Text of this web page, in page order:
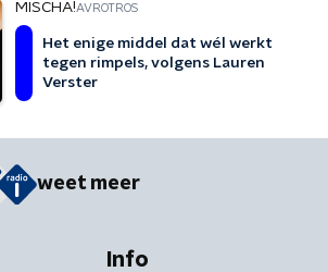
MISCHA!AVROTROS
Het enige middel dat wél werkt
tegen rimpels, volgens Lauren
Verster
weet meer
Info